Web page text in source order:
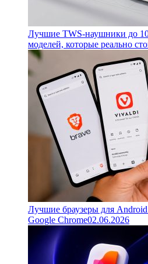
Лучшие TWS-наушники до
моделей, которые реально
Лучшие браузеры для
Google Chrome02.06.2026